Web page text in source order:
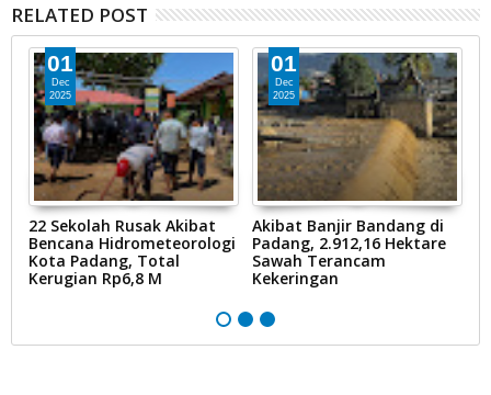
RELATED POST
01
Dec
2025
22 Sekolah Rusak Akibat
Bencana Hidrometeorologi
Kota Padang, Total
Kerugian Rp6,8 M
01
Dec
2025
Akibat Banjir Bandang di
Padang, 2.912,16 Hektare
Sawah Terancam
Kekeringan